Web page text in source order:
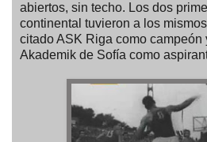
abiertos, sin techo. Los dos
continental tuvieron a los
citado ASK Riga como campeón
Akademik de Sofía como